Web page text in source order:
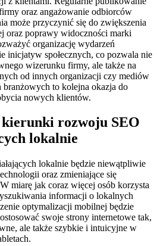
oraz angażowanie odbiorców
może przyczynić się do zwiększenia
oraz poprawy widoczności marki
organizację wydarzeń
inicjatyw społecznych, co pozwala nie
wizerunku firmy, ale także na
od innych organizacji czy mediów
branżowych to kolejna okazja do
nowych klientów.
kierunki rozwoju SEO
lokalnie
lokalnie będzie niewątpliwie
oraz zmieniające się
miarę jak coraz więcej osób korzysta
informacji o lokalnych
optymalizacji mobilnej będzie
swoje strony internetowe tak,
ale także szybkie i intuicyjne w